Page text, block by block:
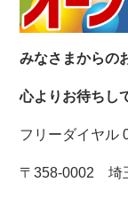
みなさまからの
心よりお待ちし
フリーダイヤル
〒358-0002 埼